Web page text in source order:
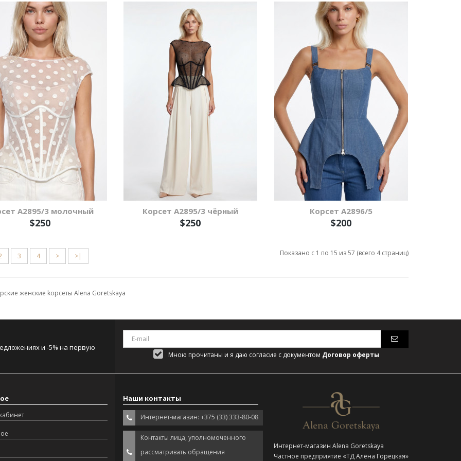
А2895/3 молочный
$250
Корсет А2895/3 чёрный
$250
Корсет А2896/5
$200
3 4 > >| Показано с 1 по 15 из 57 (всего 4 страниц)
женские kорсеты Alena Goretskaya
и -5% на первую
Мною прочитаны и я даю согласие с документом Договор оферты
Наши контакты
Интернет-магазин: +375 (33) 333-80-08
Контакты лица, уполномоченного
рассматривать обращения
Интернет-магазин Alena Goretskaya
Частное предприятие «ТД Алёна Горецкая»